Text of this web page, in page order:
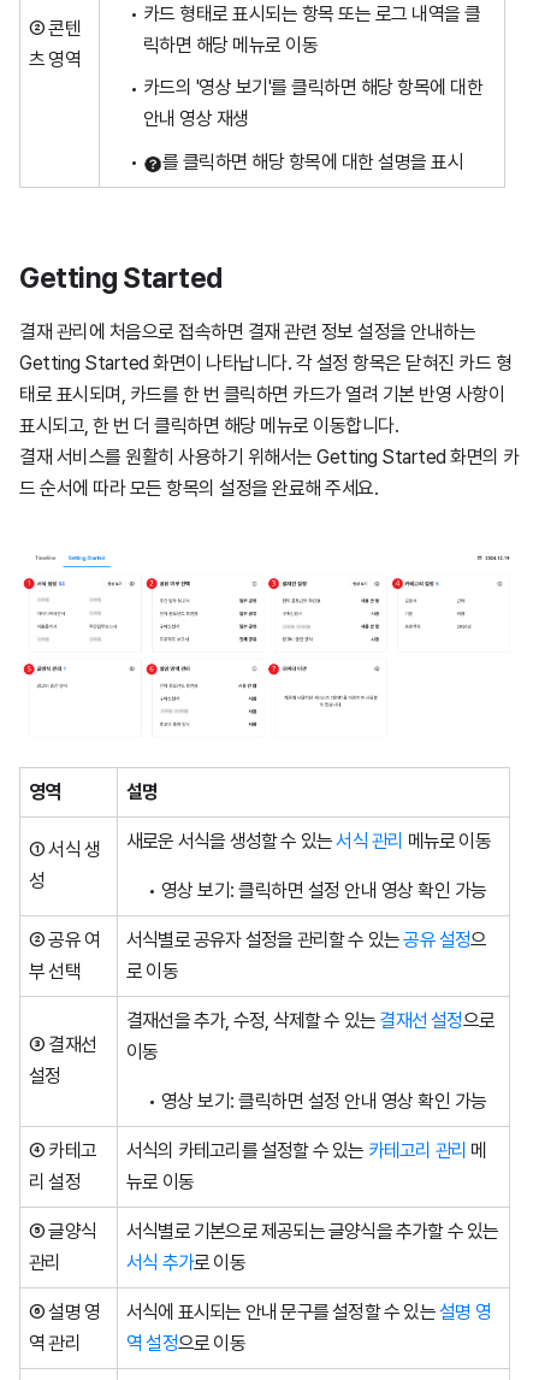
② 콘텐
츠 영역
카드 형태로 표시되는 항목 또는 로그 내역을 클
릭하면 해당 메뉴로 이동
카드의 '영상 보기'를 클릭하면 해당 항목에 대한
안내 영상 재생
를 클릭하면 해당 항목에 대한 설명을 표시
Getting Started
결재 관리에 처음으로 접속하면 결재 관련 정보 설정을 안내하는
Getting Started 화면이 나타납니다. 각 설정 항목은 닫혀진 카드 형
태로 표시되며, 카드를 한 번 클릭하면 카드가 열려 기본 반영 사항이
표시되고, 한 번 더 클릭하면 해당 메뉴로 이동합니다.
결재 서비스를 원활히 사용하기 위해서는 Getting Started 화면의 카
드 순서에 따라 모든 항목의 설정을 완료해 주세요.
영역 설명
① 서식 생
성
새로운 서식을 생성할 수 있는서식 관리 메뉴로 이동
영상 보기: 클릭하면 설정 안내 영상 확인 가능
② 공유 여
부 선택
서식별로 공유자 설정을 관리할 수 있는공유 설정으
로 이동
③ 결재선
설정
결재선을 추가, 수정, 삭제할 수 있는 결재선 설정으로
이동
영상 보기: 클릭하면 설정 안내 영상 확인 가능
④ 카테고
리 설정
서식의 카테고리를 설정할 수 있는 카테고리 관리 메
뉴로 이동
⑤ 글양식
관리
서식별로 기본으로 제공되는 글양식을 추가할 수 있는
서식 추가로 이동
⑥ 설명 영
역 관리
서식에 표시되는 안내 문구를 설정할 수 있는설명 영
역 설정으로 이동